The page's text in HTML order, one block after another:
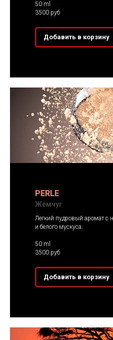
50 ml
3500 руб
Добавить в корзину
PERLE
Жемчуг
Легкий пудровый аромат с
и белого мускуса.
50 ml
3500 руб
Добавить в корзину